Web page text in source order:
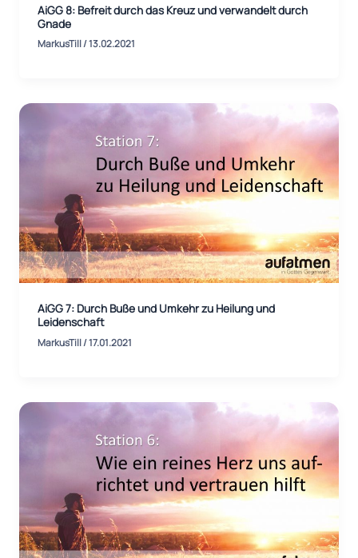
AiGG 8: Befreit durch das Kreuz und verwandelt durch
Gnade
MarkusTill/13.02.2021
AiGG 7: Durch Buße und Umkehr zu Heilung und
Leidenschaft
MarkusTill/17.01.2021